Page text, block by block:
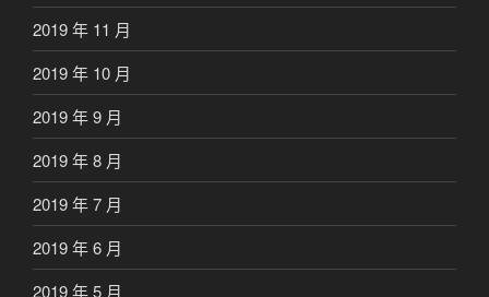
2019 年 11 月
2019 年 10 月
2019 年 9 月
2019 年 8 月
2019 年 7 月
2019 年 6 月
2019 年 5 月